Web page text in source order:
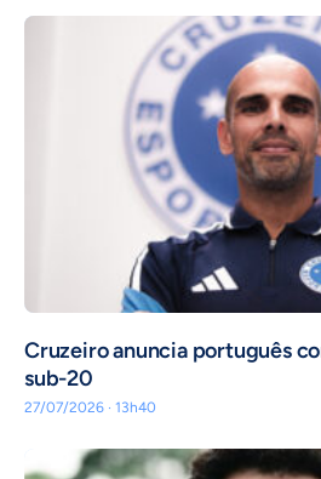
Cruzeiro anuncia português
sub-20
27/07/2026 · 13h40